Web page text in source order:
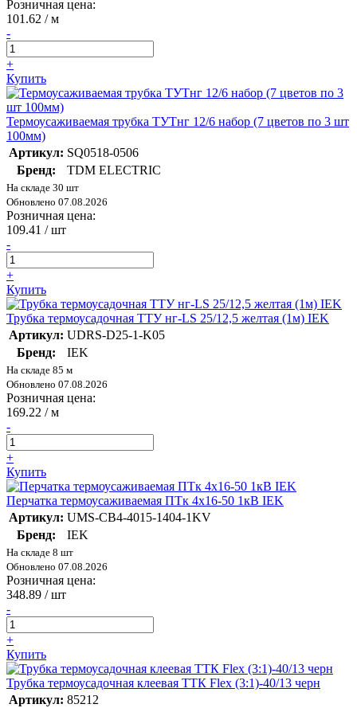
Розничная цена:
101.62 / м
-
+
Купить
Термоусаживаемая трубка ТУТнг 12/6 набор (7 цветов по 3 шт
100мм)
Артикул: SQ0518-0506
Бренд:
TDM ELECTRIC
На складе 30 шт
Обновлено 07.08.2026
Розничная цена:
109.41 / шт
-
+
Купить
Трубка термоусадочная ТТУ нг-LS 25/12,5 желтая (1м) IEK
Артикул: UDRS-D25-1-K05
Бренд:
IEK
На складе 85 м
Обновлено 07.08.2026
Розничная цена:
169.22 / м
-
+
Купить
Перчатка термоусаживаемая ПТк 4х16-50 1кВ IEK
Артикул: UMS-CB4-4015-1404-1KV
Бренд:
IEK
На складе 8 шт
Обновлено 07.08.2026
Розничная цена:
348.89 / шт
-
+
Купить
Трубка термоусадочная клеевая ТТК Flex (3:1)-40/13 черн
Артикул: 85212